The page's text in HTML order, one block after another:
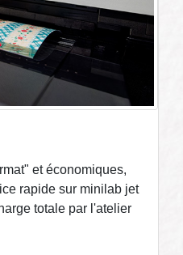
et économiques,
rapide sur minilab jet
totale par l'atelier